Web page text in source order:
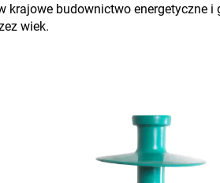
krajowe budownictwo energetyczne
wiek.